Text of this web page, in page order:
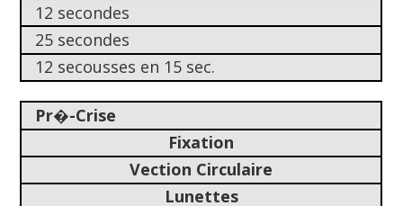
12 secondes
25 secondes
12 secousses en 15 sec.
Pr�-Crise
Fixation
Vection Circulaire
Lunettes